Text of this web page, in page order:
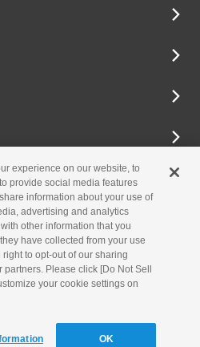
experience on our website, to
provide social media features
information about your use of
advertising and analytics
other information that you
have collected from your use
to opt-out of our sharing
Please click [Do Not Sell
your cookie settings on
OK